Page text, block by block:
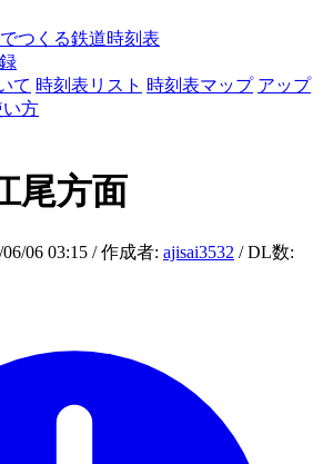
つくる鉄道時刻表
て 時刻表リスト 時刻表マップ アップ
い方
尾方面
06 03:15 / 作成者: ajisai3532 / DL数: